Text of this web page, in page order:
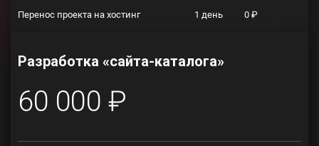
Перенос проекта на хостинг 1 день 0 ₽
Разработка «сайта-каталога»
60 000 ₽